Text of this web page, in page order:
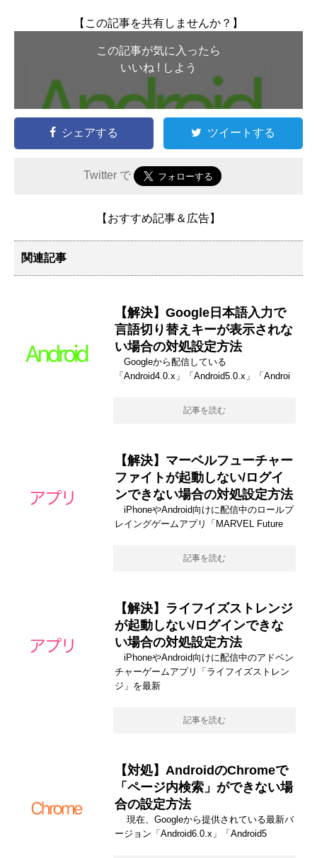
【この記事を共有しませんか？】
この記事が気に入ったら
いいね ! しよう
シェアする ツイートする
Twitter で
【おすすめ記事＆広告】
関連記事
【解決】Google日本語入力で
言語切り替えキーが表示されな
い場合の対処設定方法
Googleから配信している
「Android4.0.x」「Android5.0.x」「Androi
記事を読む
【解決】マーベルフューチャー
ファイトが起動しない/ログイ
ンできない場合の対処設定方法
iPhoneやAndroid向けに配信中のロールプ
レイングゲームアプリ「MARVEL Future
記事を読む
【解決】ライフイズストレンジ
が起動しない/ログインできな
い場合の対処設定方法
iPhoneやAndroid向けに配信中のアドベン
チャーゲームアプリ「ライフイズストレン
ジ」を最新
記事を読む
【対処】AndroidのChromeで
「ページ内検索」ができない場
合の設定方法
現在、Googleから提供されている最新バ
ージョン「Android6.0.x」「Android5